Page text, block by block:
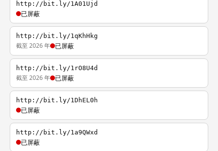
http://bit.ly/1A01Ujd
已屏蔽
http://bit.ly/1qKhHkg
截至 2026 年 已屏蔽
http://bit.ly/1rO8U4d
截至 2026 年 已屏蔽
http://bit.ly/1DhEL0h
已屏蔽
http://bit.ly/1a9QWxd
已屏蔽